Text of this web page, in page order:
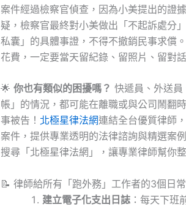
案件經過檢察官偵查，因為小美提出的證
疑，檢察官最終對小美做出「不起訴處分
私囊」的具體事證，不得不撤銷民事求償
花費，一定要當天留紀錄、留照片、留對
🌟 你也有類似的困擾嗎？ 快遞員、外送
帳」的情況，都可能在離職或與公司鬧翻
事被告！ 北極星律法網連結全台優質律師
案件，提供專業透明的法律諮詢與精選案
搜尋「北極星律法網」，讓專業律師幫你
📝 律師給所有「跑外務」工作者的3個日
建立電子化支出日誌 ：每天下班